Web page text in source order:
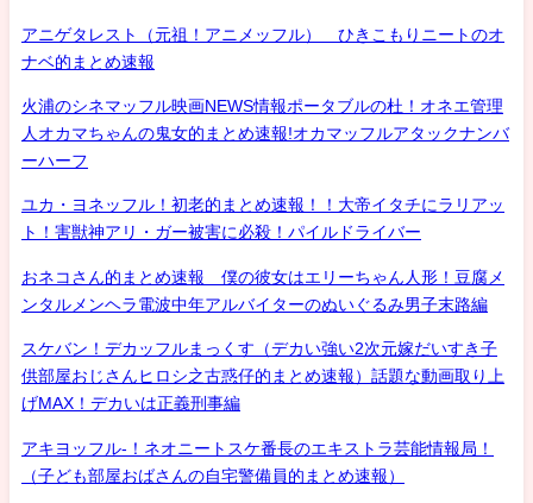
アニゲタレスト（元祖！アニメッフル） ひきこもりニートのオ
ナベ的まとめ速報
火浦のシネマッフル映画NEWS情報ポータブルの杜！オネエ管理
人オカマちゃんの鬼女的まとめ速報!オカマッフルアタックナンバ
ーハーフ
ユカ・ヨネッフル！初老的まとめ速報！！大帝イタチにラリアッ
ト！害獣神アリ・ガー被害に必殺！パイルドライバー
おネコさん的まとめ速報 僕の彼女はエリーちゃん人形！豆腐メ
ンタルメンヘラ電波中年アルバイターのぬいぐるみ男子末路編
スケバン！デカッフルまっくす（デカい強い2次元嫁だいすき子
供部屋おじさんヒロシ之古惑仔的まとめ速報）話題な動画取り上
げMAX！デカいは正義刑事編
アキヨッフル-！ネオニートスケ番長のエキストラ芸能情報局！
（子ども部屋おばさんの自宅警備員的まとめ速報）